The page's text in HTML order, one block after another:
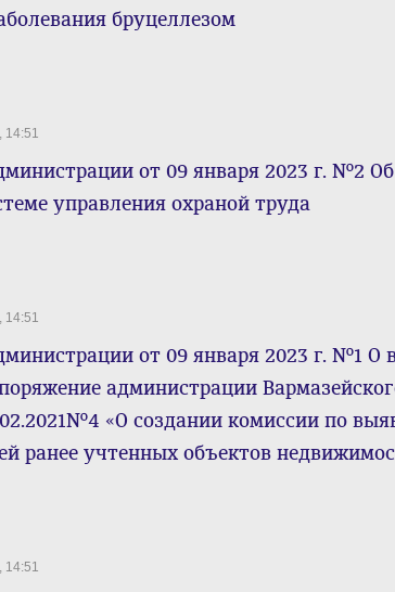
бруцеллезом
14:51
от 09 января 2023 г. №2
управления охраной труда
14:51
от 09 января 2023 г. №1 О
администрации
«О создании комиссии по
ранее учтенных объектов
14:51